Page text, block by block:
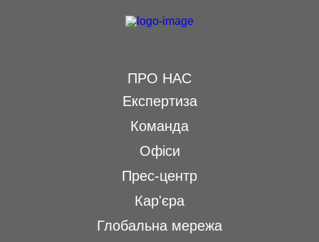
ПРО НАС
Експертиза
Команда
Офіси
Прес-центр
Кар'єра
Глобальна мережа